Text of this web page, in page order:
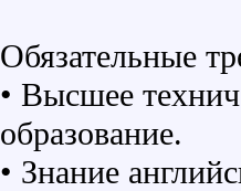
Обязательные
• Высшее
образование.
• Знание